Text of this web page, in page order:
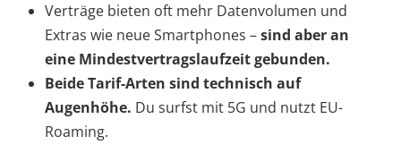
Verträge bieten oft mehr Datenvolumen und
Extras wie neue Smartphones –sind aber an
eine Mindestvertragslaufzeit gebunden.
Beide Tarif-Arten sind technisch auf
Augenhöhe. Du surfst mit 5G und nutzt EU-
Roaming.